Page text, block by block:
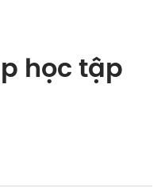
học tập